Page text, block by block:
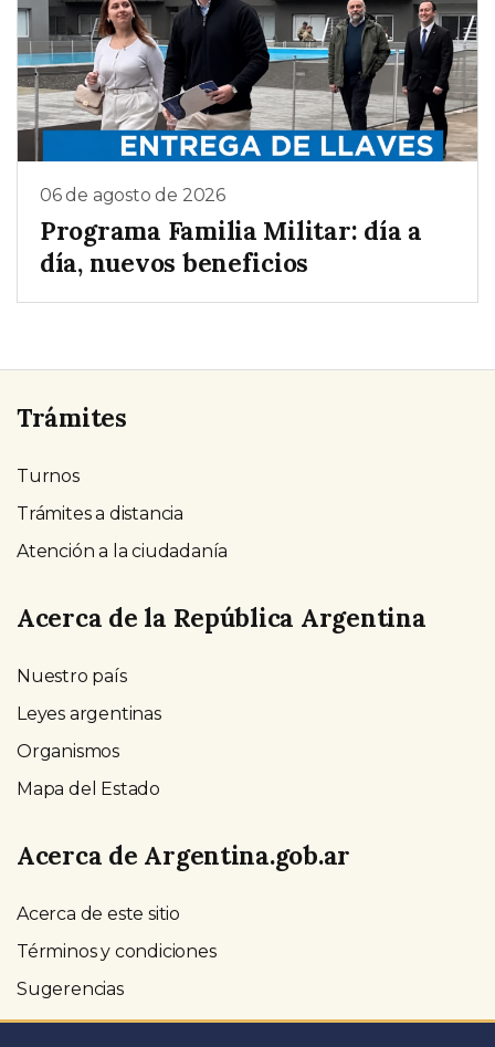
06 de agosto de 2026
Programa Familia Militar: día a
día, nuevos beneficios
Trámites
Turnos
Trámites a distancia
Atención a la ciudadanía
Acerca de la República Argentina
Nuestro país
Leyes argentinas
Organismos
Mapa del Estado
Acerca de Argentina.gob.ar
Acerca de este sitio
Términos y condiciones
Sugerencias